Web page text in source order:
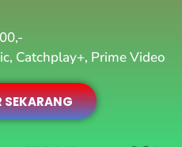
Catchplay+, Prime Video
SEKARANG